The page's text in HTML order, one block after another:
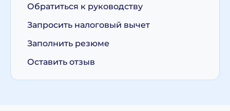
Обратиться к руководству
Запросить налоговый вычет
Заполнить резюме
Оставить отзыв